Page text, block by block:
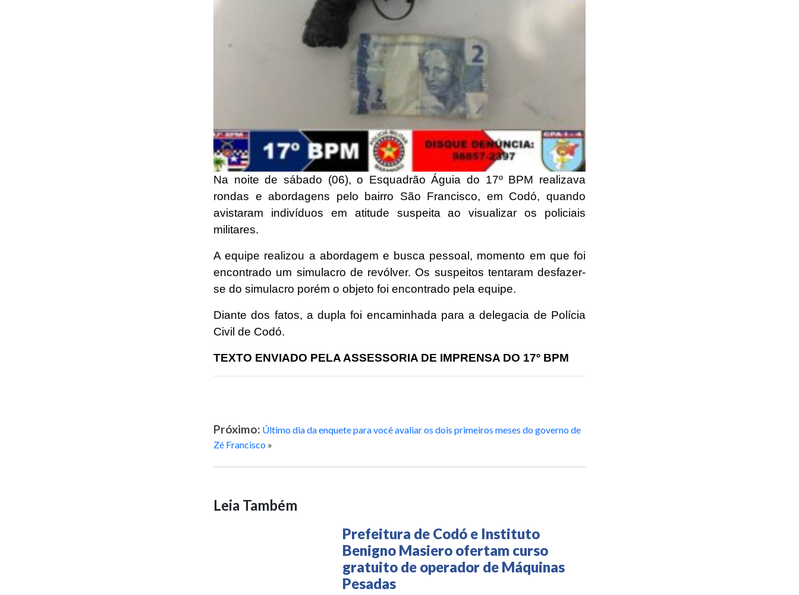
Na noite de sábado (06), o Esquadrão Águia do 17º BPM realizava
rondas e abordagens pelo bairro São Francisco, em Codó, quando
avistaram indivíduos em atitude suspeita ao visualizar os policiais
militares.
A equipe realizou a abordagem e busca pessoal, momento em que foi
encontrado um simulacro de revólver. Os suspeitos tentaram desfazer-
se do simulacro porém o objeto foi encontrado pela equipe.
Diante dos fatos, a dupla foi encaminhada para a delegacia de Polícia
Civil de Codó.
TEXTO ENVIADO PELA ASSESSORIA DE IMPRENSA DO 17º BPM
Próximo: Último dia da enquete para você avaliar os dois primeiros meses do governo de
Zé Francisco »
Leia Também
Prefeitura de Codó e Instituto
Benigno Masiero ofertam curso
gratuito de operador de Máquinas
Pesadas